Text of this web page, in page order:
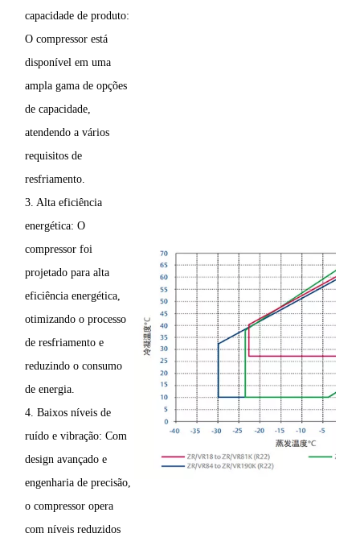
capacidade de produto:
O compressor está
disponível em uma
ampla gama de opções
de capacidade,
atendendo a vários
requisitos de
resfriamento.
3. Alta eficiência
energética: O
compressor foi
projetado para alta
eficiência energética,
otimizando o processo
de resfriamento e
reduzindo o consumo
de energia.
4. Baixos níveis de
ruído e vibração: Com
design avançado e
engenharia de precisão,
o compressor opera
com níveis reduzidos